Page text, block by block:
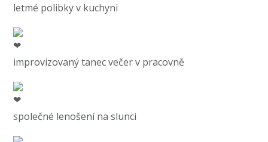
letmé polibky v kuchyni
improvizovaný tanec večer v pracovně
společné lenošení na slunci